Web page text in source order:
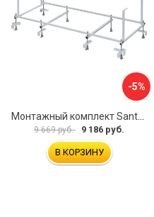
-5%
9 669 руб. 9 186 руб.
В КОРЗИНУ